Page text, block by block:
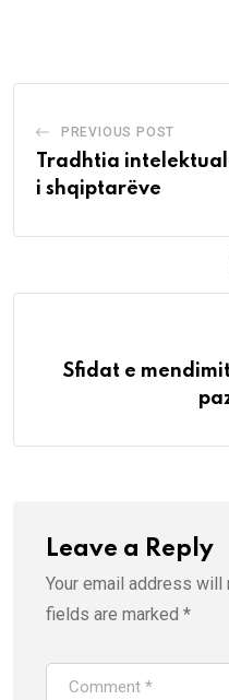
PREVIOUS POST
Tradhtia
i shqiptarëve
Sfidat e
Leave a Reply
Your email address will
fields are marked *